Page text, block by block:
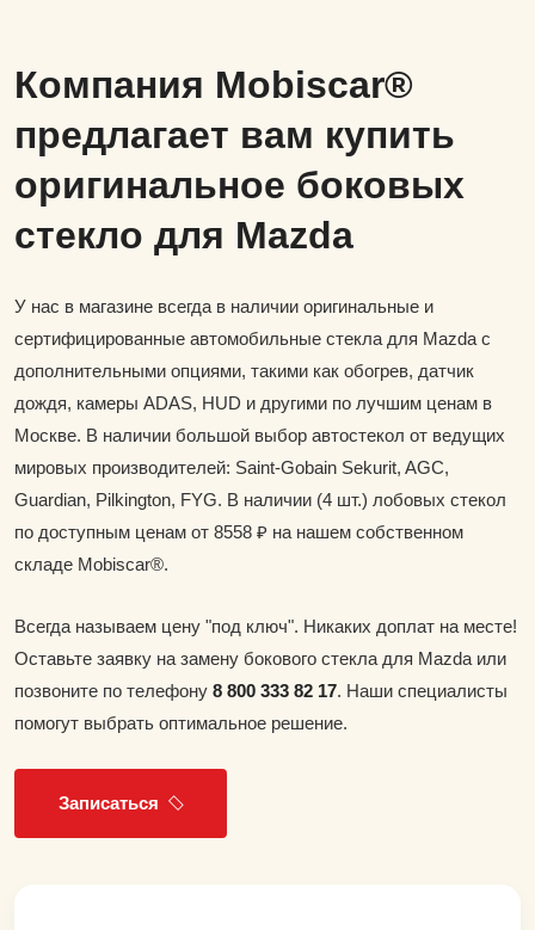
Компания Mobiscar®
предлагает вам купить
оригинальное боковых
стекло для Mazda
У нас в магазине всегда в наличии оригинальные и
сертифицированные автомобильные стекла для Mazda с
дополнительными опциями, такими как обогрев, датчик
дождя, камеры ADAS, HUD и другими по лучшим ценам в
Москве. В наличии большой выбор автостекол от ведущих
мировых производителей: Saint-Gobain Sekurit, AGC,
Guardian, Pilkington, FYG. В наличии (4 шт.) лобовых стекол
по доступным ценам от 8558 ₽ на нашем собственном
складе Mobiscar®.
Всегда называем цену "под ключ". Никаких доплат на месте!
Оставьте заявку на замену бокового стекла для Mazda или
позвоните по телефону 8 800 333 82 17. Наши специалисты
помогут выбрать оптимальное решение.
Записаться